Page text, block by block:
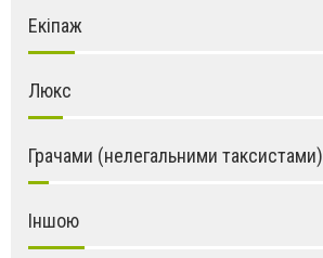
Екіпаж
Люкс
Грачами (нелегальними таксистами)
Іншою